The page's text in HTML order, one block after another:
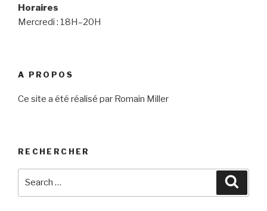
Horaires
Mercredi : 18H–20H
A PROPOS
Ce site a été réalisé par Romain Miller
RECHERCHER